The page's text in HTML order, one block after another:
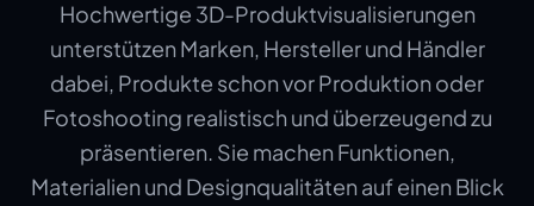
Hochwertige 3D-Produktvisualisierungen
unterstützen Marken, Hersteller und Händler
dabei, Produkte schon vor Produktion oder
Fotoshooting realistisch und überzeugend zu
präsentieren. Sie machen Funktionen,
Materialien und Designqualitäten auf einen Blick